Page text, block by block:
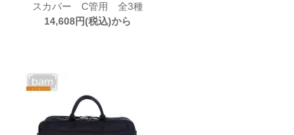
スカバー C管用 全3種
14,608円(税込)から